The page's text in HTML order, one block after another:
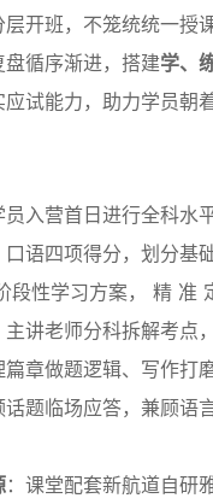
开班，不笼统统一授
循序渐进，搭建学、
试能力，助力学员朝
员入营首日进行全科水
语四项得分，划分基
段性学习方案， 精 准
主讲老师分科拆解考点
章做题逻辑、写作打
题临场应答，兼顾语
：课堂配套新航道自研